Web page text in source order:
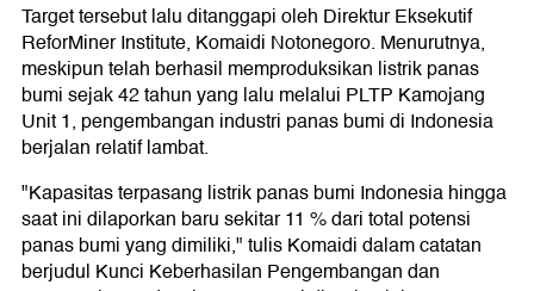
Target tersebut lalu ditanggapi oleh Direktur Eksekutif
ReforMiner Institute, Komaidi Notonegoro. Menurutnya,
meskipun telah berhasil memproduksikan listrik panas
bumi sejak 42 tahun yang lalu melalui PLTP Kamojang
Unit 1, pengembangan industri panas bumi di Indonesia
berjalan relatif lambat.
"Kapasitas terpasang listrik panas bumi Indonesia hingga
saat ini dilaporkan baru sekitar 11 % dari total potensi
panas bumi yang dimiliki," tulis Komaidi dalam catatan
berjudul Kunci Keberhasilan Pengembangan dan